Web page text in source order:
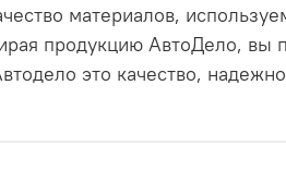
материалов,
продукцию АвтоДело, вы
это качество,